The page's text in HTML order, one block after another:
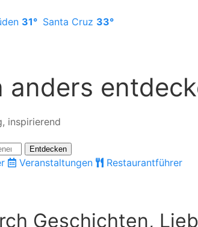
31° Santa Cruz 33°
anders
inspirierend
Entdecken
Veranstaltungen
Restaurantführer
Geschichten,